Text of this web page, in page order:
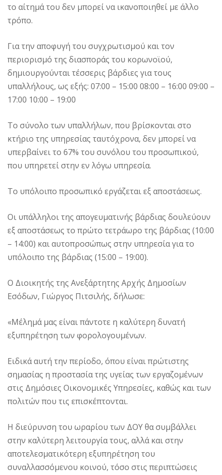
το αίτημά του δεν μπορεί να ικανοποιηθεί με άλλο
τρόπο.
Για την αποφυγή του συγχρωτισμού και τον
περιορισμό της διασποράς του κορωνοϊού,
δημιουργούνται τέσσερις βάρδιες για τους
υπαλλήλους, ως εξής: 07:00 – 15:00 08:00 – 16:00 09:00 –
17:00 10:00 – 19:00
Το σύνολο των υπαλλήλων, που βρίσκονται στο
κτήριο της υπηρεσίας ταυτόχρονα, δεν μπορεί να
υπερβαίνει το 67% του συνόλου του προσωπικού,
που υπηρετεί στην εν λόγω υπηρεσία.
Το υπόλοιπο προσωπικό εργάζεται εξ αποστάσεως.
Οι υπάλληλοι της απογευματινής βάρδιας δουλεύουν
εξ αποστάσεως το πρώτο τετράωρο της βάρδιας (10:00
– 14:00) και αυτοπροσώπως στην υπηρεσία για το
υπόλοιπο της βάρδιας (15:00 – 19:00).
Ο Διοικητής της Ανεξάρτητης Αρχής Δημοσίων
Εσόδων, Γιώργος Πιτσιλής, δήλωσε:
«Μέλημά μας είναι πάντοτε η καλύτερη δυνατή
εξυπηρέτηση των φορολογουμένων.
Ειδικά αυτή την περίοδο, όπου είναι πρώτιστης
σημασίας η προστασία της υγείας των εργαζομένων
στις Δημόσιες Οικονομικές Υπηρεσίες, καθώς και των
πολιτών που τις επισκέπτονται.
Η διεύρυνση του ωραρίου των ΔΟΥ θα συμβάλλει
στην καλύτερη λειτουργία τους, αλλά και στην
αποτελεσματικότερη εξυπηρέτηση του
συναλλασσόμενου κοινού, τόσο στις περιπτώσεις